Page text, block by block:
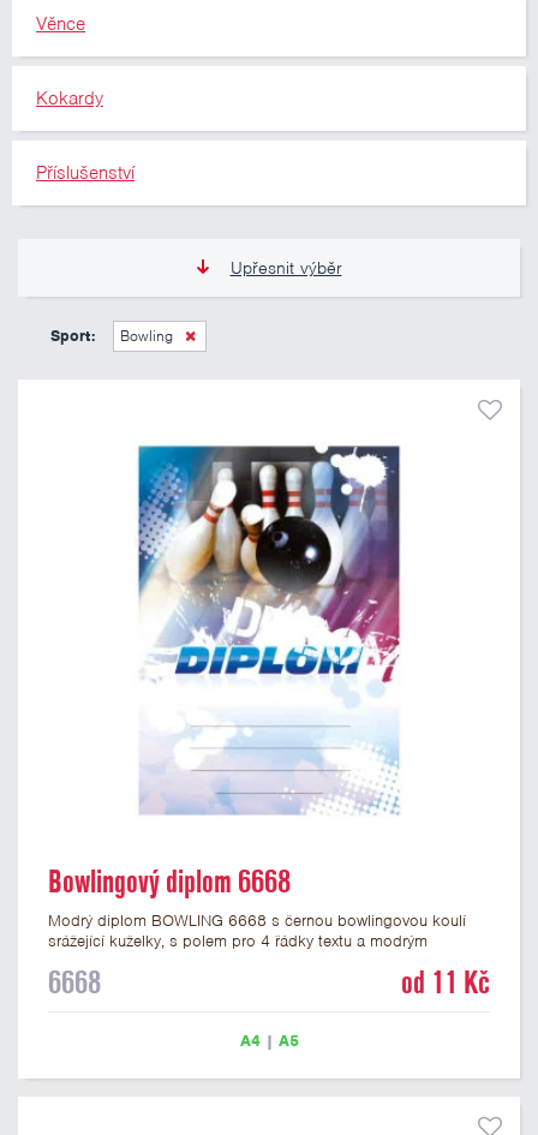
Věnce
Kokardy
Příslušenství
Upřesnit výběr
11 Kč
Sport: Bowling
Bowlingový diplom 6668
Modrý diplom BOWLING 6668 s černou bowlingovou koulí
srážející kuželky, s polem pro 4 řádky textu a modrým
A4 a A5. Papírový diplom s motivem bowlingu a kuželek má
6668 od 11 Kč
A4| A5